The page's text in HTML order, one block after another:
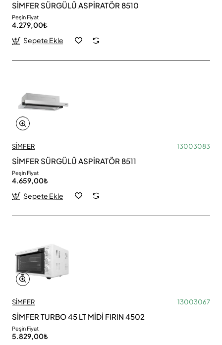
SİMFER SÜRGÜLÜ ASPİRATÖR 8510
Peşin Fiyat
4.279,00₺
Sepete Ekle
SİMFER 13003083
SİMFER SÜRGÜLÜ ASPİRATÖR 8511
Peşin Fiyat
4.659,00₺
Sepete Ekle
SİMFER 13003067
SİMFER TURBO 45 LT MİDİ FIRIN 4502
Peşin Fiyat
5.829,00₺